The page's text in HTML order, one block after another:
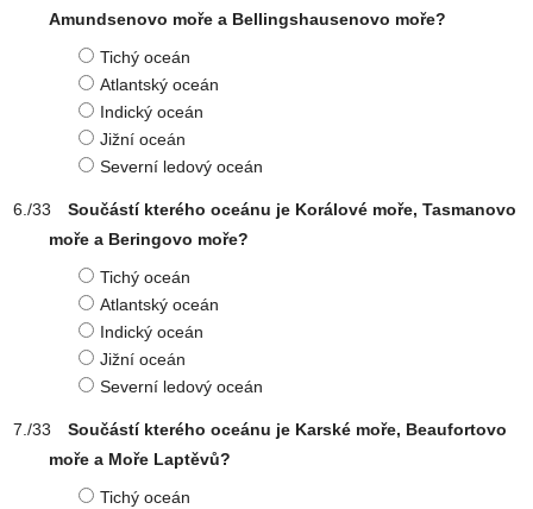
Amundsenovo moře a Bellingshausenovo moře?
Tichý oceán
Atlantský oceán
Indický oceán
Jižní oceán
Severní ledový oceán
Součástí kterého oceánu je Korálové moře, Tasmanovo
moře a Beringovo moře?
Tichý oceán
Atlantský oceán
Indický oceán
Jižní oceán
Severní ledový oceán
Součástí kterého oceánu je Karské moře, Beaufortovo
moře a Moře Laptěvů?
Tichý oceán